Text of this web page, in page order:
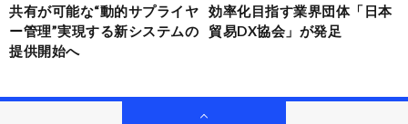
共有が可能な“動的サプライヤ
ー管理”実現する新システムの
提供開始へ
効率化目指す業界団体「日本
貿易DX協会」が発足